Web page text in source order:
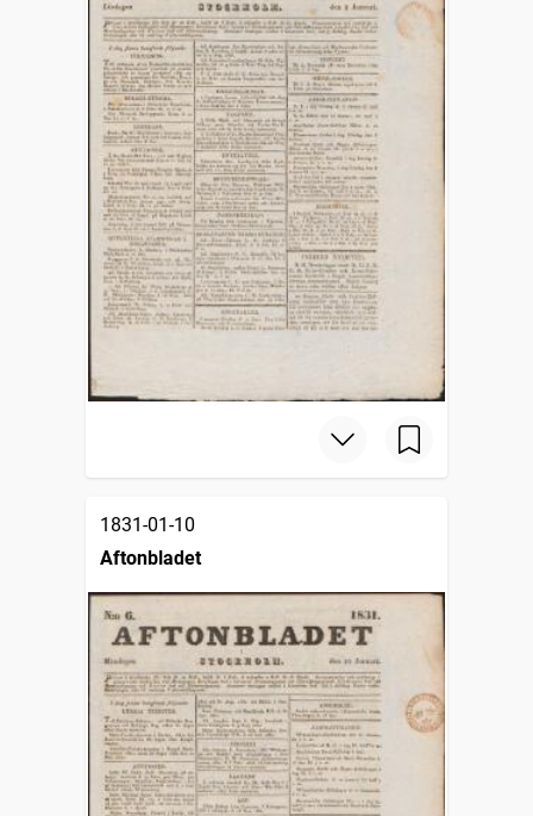
1831-01-10
Aftonbladet